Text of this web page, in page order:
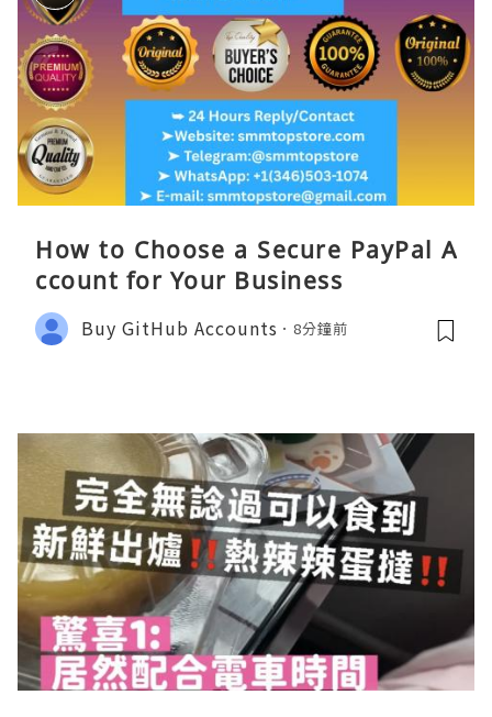
How to Choose a Secure PayPal A
ccount for Your Business
Buy GitHub Accounts 8分鐘前